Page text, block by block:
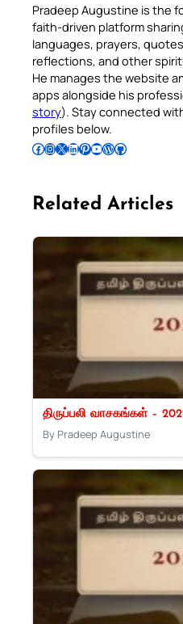
Pradeep Augustine is the
faith-driven platform
languages, prayers,
reflections, and other
He manages the website
apps alongside his
story). Stay connected
profiles below.
Follow Pradeep on Facebook Follow Pradeep on InstagramFollow Pradeep on X Follow Pradeep on LinkedIn Follow Pradeep on Pinterest Subscribe to Pradeep’s Youtube Channel Follow Pradeep on WordPress Follow Pradeep on GitHub
Related Articles
திருப்பலி வாசகங்கள் –
By Pradeep Augustine